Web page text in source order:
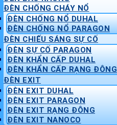
ĐÈN CHỐNG CHÁY NỔ
ĐÈN CHỐNG NỔ DUHAL
ĐÈN CHỐNG NỔ PARAGON
ĐÈN CHIẾU SÁNG SỰ CỐ
ĐÈN SỰ CỐ PARAGON
ĐÈN KHẨN CẤP DUHAL
ĐÈN KHẨN CẤP RẠNG ĐÔNG
ĐÈN EXIT
ĐÈN EXIT DUHAL
ĐÈN EXIT PARAGON
ĐÈN EXIT RẠNG ĐÔNG
ĐÈN EXIT NANOCO